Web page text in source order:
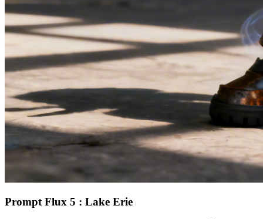
Prompt Flux 5 : Lake Erie